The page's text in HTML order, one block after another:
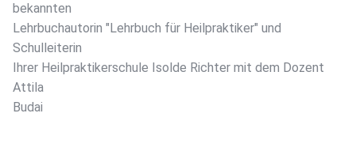
bekannten
Lehrbuchautorin "Lehrbuch für Heilpraktiker" und
Schulleiterin
Ihrer Heilpraktikerschule Isolde Richter mit dem Dozent
Attila
Budai